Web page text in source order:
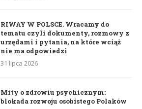
RIWAY W POLSCE. Wracamy do
tematu czyli dokumenty, rozmowy z
urzędami i pytania, na które wciąż
nie ma odpowiedzi
31 lipca 2026
Mity o zdrowiu psychicznym:
blokada rozwoju osobistego Polaków